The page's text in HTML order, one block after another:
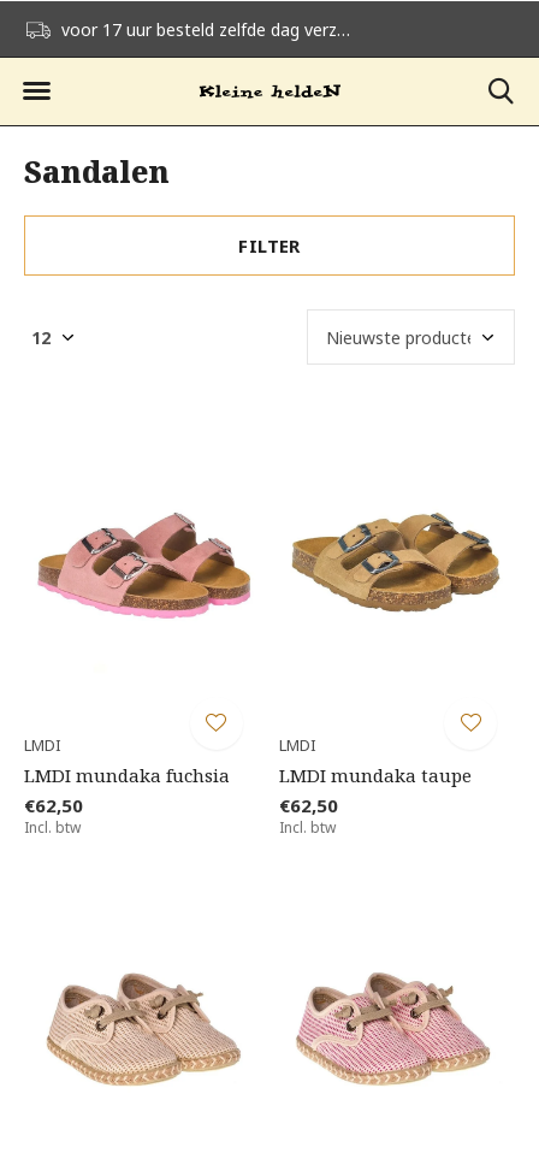
voor 17 uur besteld zelfde dag verzonden
Sandalen
FILTER
LMDI
LMDI mundaka fuchsia
€62,50
Incl. btw
LMDI
LMDI mundaka taupe
€62,50
Incl. btw